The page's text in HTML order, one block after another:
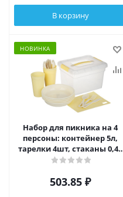
В корзину
НОВИНКА
Набор для пикника на 4
персоны: контейнер 5л,
тарелки 4шт, стаканы 0,4л
4шт, стол.приборы 4шт,
503.85 ₽